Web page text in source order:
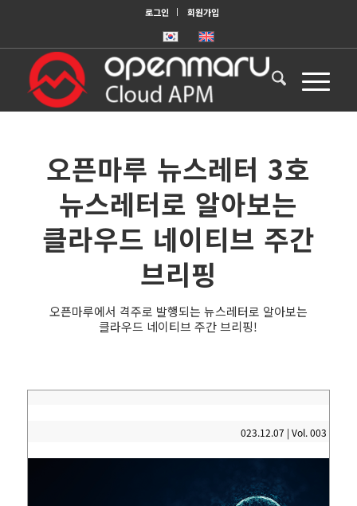
로그인 회원가입
오픈마루 뉴스레터 3호
뉴스레터로 알아보는
클라우드 네이티브 주간
브리핑
오픈마루에서 격주로 발행되는 뉴스레터로 알아보는
클라우드 네이티브 주간 브리핑!
023.12.07 | Vol. 003